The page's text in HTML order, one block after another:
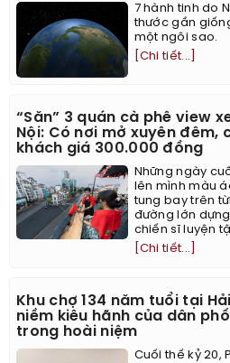
7 hành tinh do
thước gần
một ngôi sao.
[Chi tiết...]
“Săn” 3 quán cà phê view
Nội: Có nơi mở xuyên đêm,
khách giá 300.000 đồng
Những ngày
lên mình màu
tung bay trên
đường lớn
chiến sĩ luyện
[Chi tiết...]
Khu chợ 134 năm tuổi tại
niềm kiêu hãnh của dân
trong hoài niệm
Cuối thế kỷ 20,